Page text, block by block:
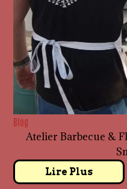
Blog
Atelier Barbecue &
Lire Plus